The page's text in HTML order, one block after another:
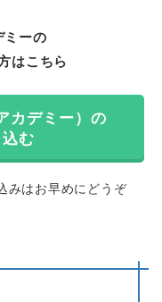
ミーの
はこちら
カデミー）の
む
みはお早めにどうぞ